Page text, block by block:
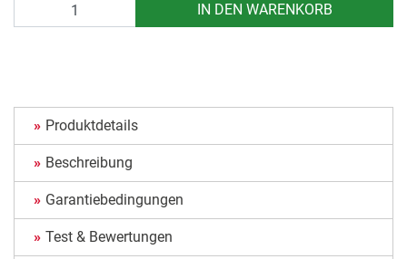
IN DEN WARENKORB
Produktdetails
Beschreibung
Garantiebedingungen
Test & Bewertungen